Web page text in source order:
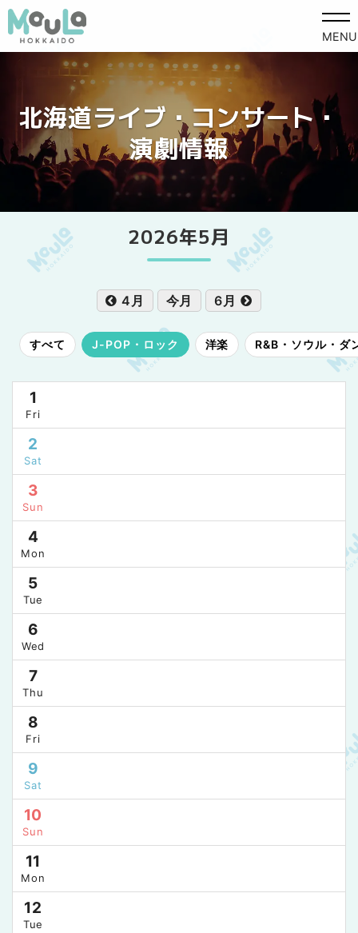
MENU
北海道ライブ・コンサート・
演劇情報
2026年5月
4月 今月 6月
すべて J-POP・ロック 洋楽 R&B・ソウル・ダ
1
Fri
2
Sat
3
Sun
4
Mon
5
Tue
6
Wed
7
Thu
8
Fri
9
Sat
10
Sun
11
Mon
12
Tue